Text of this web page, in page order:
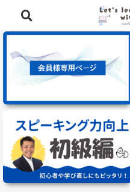
⭐️英語学習に役立つ、豪